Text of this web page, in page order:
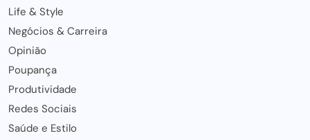
Life & Style
Negócios & Carreira
Opinião
Poupança
Produtividade
Redes Sociais
Saúde e Estilo